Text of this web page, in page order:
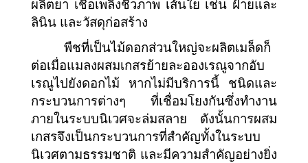
ผลิตยา เชื้อเพลิงชีวภาพ เส้นใย เช่น ฝ้ายและ
ลินิน และวัสดุก่อสร้าง
พืชที่เป็นไม้ดอกส่วนใหญ่จะผลิตเมล็ดก็
ต่อเมื่อแมลงผสมเกสรย้ายละอองเรณูจากอับ
เรณูไปยังดอกไม้ หากไม่มีบริการนี้ ชนิดและ
กระบวนการต่างๆ ที่เชื่อมโยงกันซึ่งทำงาน
ภายในระบบนิเวศจะล่มสลาย ดังนั้นการผสม
เกสรจึงเป็นกระบวนการที่สำคัญทั้งในระบบ
นิเวศตามธรรมชาติ และมีความสำคัญอย่างยิ่ง